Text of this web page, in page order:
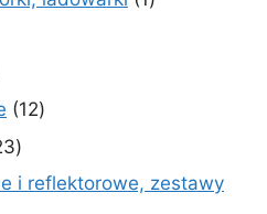
produkty
1212
23
produkty
i reflektorowe, zestawy